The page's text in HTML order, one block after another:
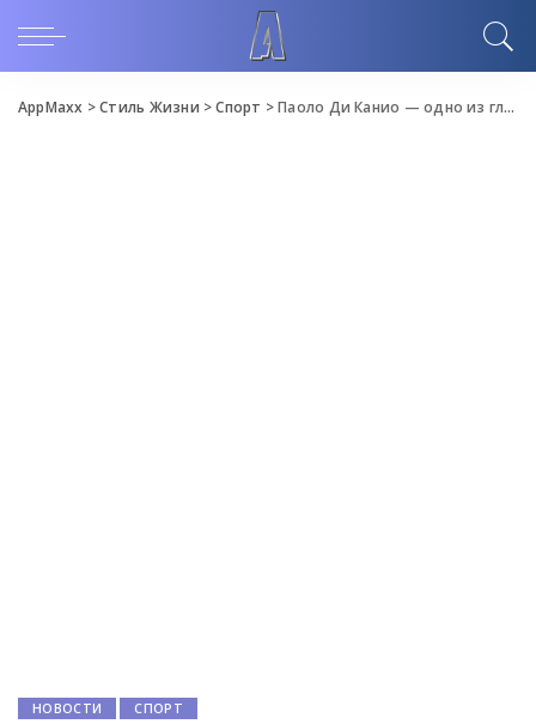
AppMaxx >Стиль Жизни >Спорт >Паоло Ди Канио — одно из главных зимних подписаний в истории АПЛ
НОВОСТИ СПОРТ